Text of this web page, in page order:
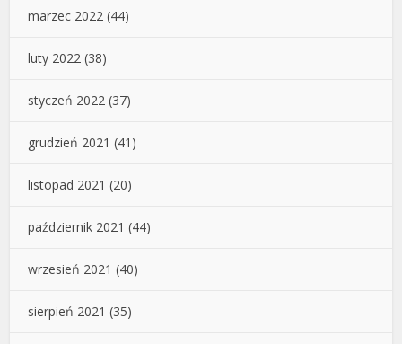
marzec 2022 (44)
luty 2022 (38)
styczeń 2022 (37)
grudzień 2021 (41)
listopad 2021 (20)
październik 2021 (44)
wrzesień 2021 (40)
sierpień 2021 (35)